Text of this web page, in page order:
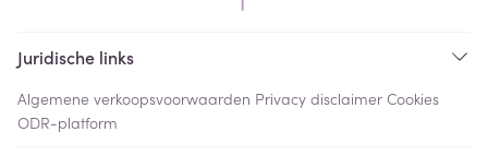
Juridische links
Algemene verkoopsvoorwaarden Privacy disclaimer Cookies
ODR-platform